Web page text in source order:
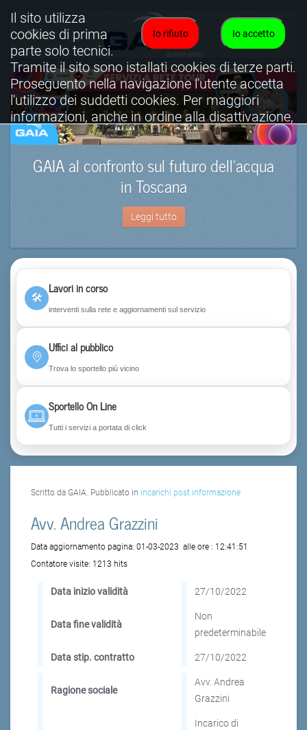
GAIA al confronto sul futuro dell’acqua
in Toscana
Leggi tutto
🛠
Lavori in corso
interventi sulla rete e aggiornamenti sul servizio
Uffici al pubblico
Trova lo sportello più vicino
Sportello On Line
Tutti i servizi a portata di click
Scritto da GAIA. Pubblicato in Incarichi post informazione
Avv. Andrea Grazzini
Data aggiornamento pagina: 01-03-2023 alle ore : 12:41:51
Contatore visite: 1213 hits
Data inizio validità 27/10/2022
Data fine validità
Non
predeterminabile
Data stip. contratto 27/10/2022
Ragione sociale
Avv. Andrea
Grazzini
Incarico di
Io accetto
Io rifiuto
Il sito utilizza
cookies di prima
parte solo tecnici.
Tramite il sito sono istallati cookies di terze parti.
Proseguento nella navigazione l'utente accetta
l'utilizzo dei suddetti cookies. Per maggiori
informazioni, anche in ordine alla disattivazione,
è possibile consultare l'informativa cookies
completa.
Visualizza informativa completa.